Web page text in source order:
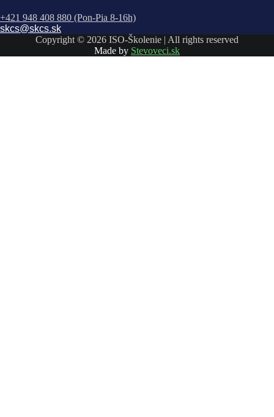
+421 948 408 880 (Pon-Pia 8-16h)
skcs@skcs.sk
Copyright © 2026 ISO-Školenie | All rights reserved
Made by Stevoveci.sk